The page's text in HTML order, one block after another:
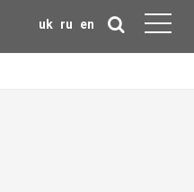
uk ru en